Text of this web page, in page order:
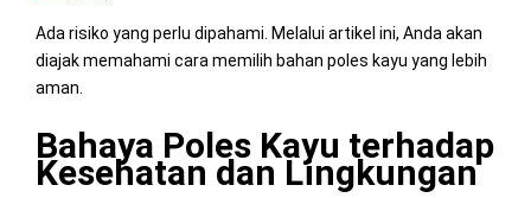
Ada risiko yang perlu dipahami. Melalui artikel ini, Anda akan
diajak memahami cara memilih bahan poles kayu yang lebih
aman.
Bahaya Poles Kayu terhadap
Kesehatan dan Lingkungan